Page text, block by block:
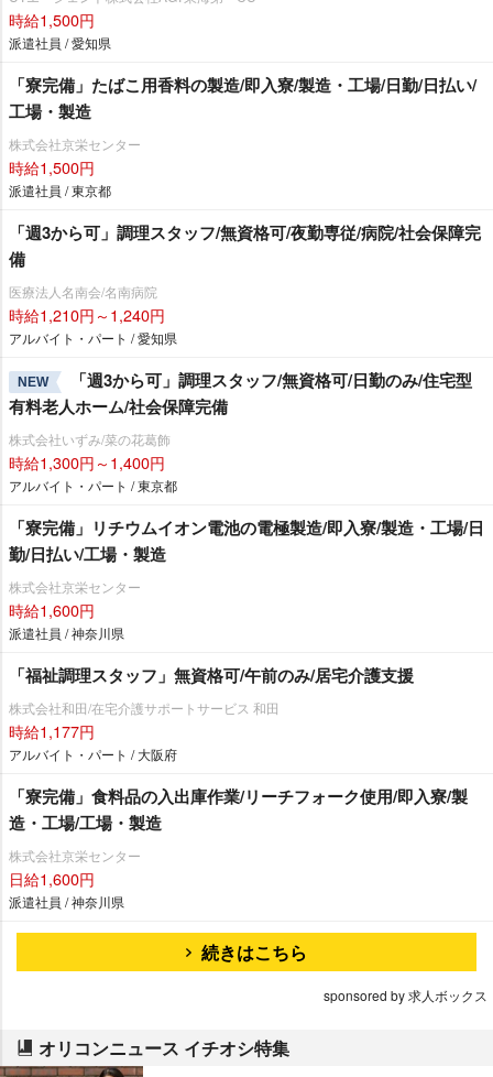
時給1,500円
派遣社員 / 愛知県
「寮完備」たばこ用香料の製造/即入寮/製造・工場/日勤/日払い/
工場・製造
株式会社京栄センター
時給1,500円
派遣社員 / 東京都
「週3から可」調理スタッフ/無資格可/夜勤専従/病院/社会保障完
備
医療法人名南会/名南病院
時給1,210円～1,240円
アルバイト・パート / 愛知県
NEW
「週3から可」調理スタッフ/無資格可/日勤のみ/住宅型
有料老人ホーム/社会保障完備
株式会社いずみ/菜の花葛飾
時給1,300円～1,400円
アルバイト・パート / 東京都
「寮完備」リチウムイオン電池の電極製造/即入寮/製造・工場/日
勤/日払い/工場・製造
株式会社京栄センター
時給1,600円
派遣社員 / 神奈川県
「福祉調理スタッフ」無資格可/午前のみ/居宅介護支援
株式会社和田/在宅介護サポートサービス 和田
時給1,177円
アルバイト・パート / 大阪府
「寮完備」食料品の入出庫作業/リーチフォーク使用/即入寮/製
造・工場/工場・製造
株式会社京栄センター
日給1,600円
派遣社員 / 神奈川県
続きはこちら
sponsored by 求人ボックス
オリコンニュース イチオシ特集